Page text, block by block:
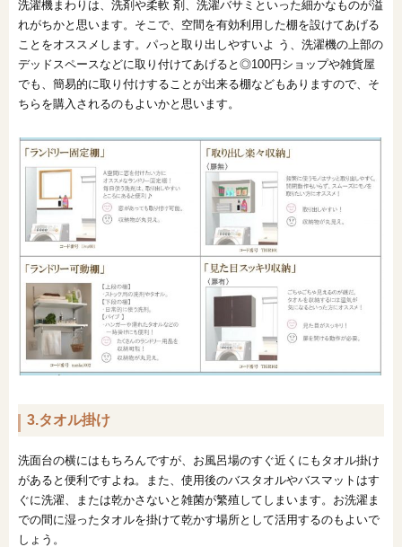
洗濯機まわりは、洗剤や柔軟 剤、洗濯バサミといった細かなものが溢
れがちかと思います。そこで、空間を有効利用した棚を設けてあげる
ことをオススメします。パっと取り出しやすいよ う、洗濯機の上部の
デッドスペースなどに取り付けてあげると◎100円ショップや雑貨屋
でも、簡易的に取り付けすることが出来る棚などもありますので、そ
ちらを購入されるのもよいかと思います。
3.タオル掛け
洗面台の横にはもちろんですが、お風呂場のすぐ近くにもタオル掛け
があると便利ですよね。また、使用後のバスタオルやバスマットはす
ぐに洗濯、または乾かさないと雑菌が繁殖してしまいます。お洗濯ま
での間に湿ったタオルを掛けて乾かす場所として活用するのもよいで
しょう。